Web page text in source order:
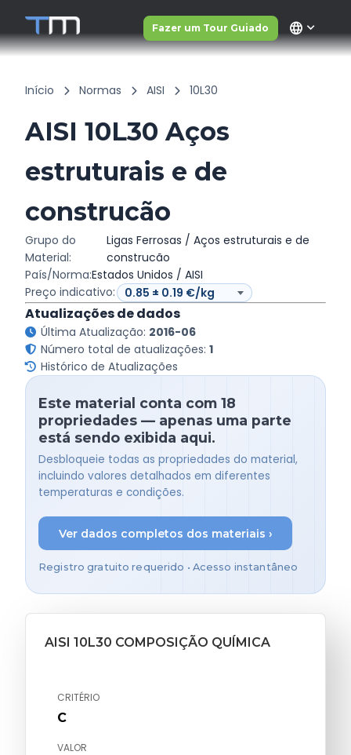
Fazer um Tour Guiado language
Início Normas AISI 10L30
AISI 10L30 Aços
estruturais e de
construcão
Grupo do
Material:
Ligas Ferrosas / Aços estruturais e de
construcão
País/Norma:Estados Unidos / AISI
Preço indicativo:
Atualizações de dados
Última Atualização: 2016-06
Número total de atualizações: 1
Histórico de Atualizações
Este material conta com 18
propriedades — apenas uma parte
está sendo exibida aqui.
Desbloqueie todas as propriedades do material,
incluindo valores detalhados em diferentes
temperaturas e condições.
Ver dados completos dos materiais ›
Registro gratuito requerido • Acesso instantâneo
AISI 10L30 COMPOSIÇÃO QUÍMICA
CRITÉRIO
C
VALOR